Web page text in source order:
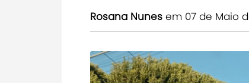
Rosana Nunes em 07 de Maio